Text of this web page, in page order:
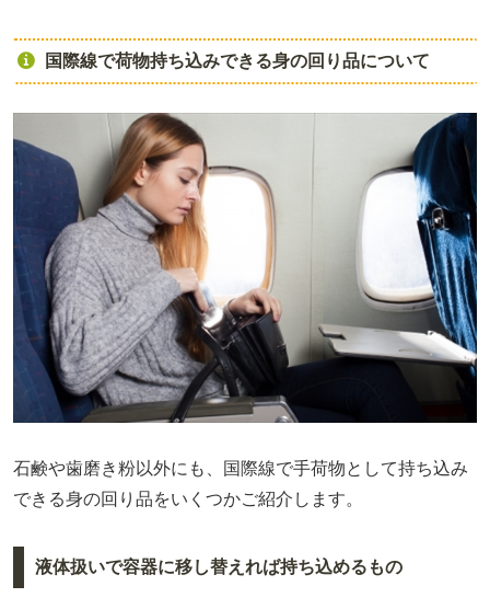
国際線で荷物持ち込みできる身の回り品について
石鹸や歯磨き粉以外にも、国際線で手荷物として持ち込み
できる身の回り品をいくつかご紹介します。
液体扱いで容器に移し替えれば持ち込めるもの